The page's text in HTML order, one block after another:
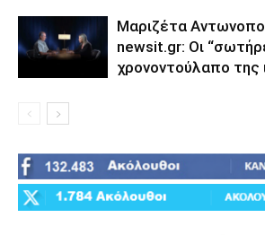
Μαριζέτα
newsit.gr: Οι
χρονοντούλαπο της